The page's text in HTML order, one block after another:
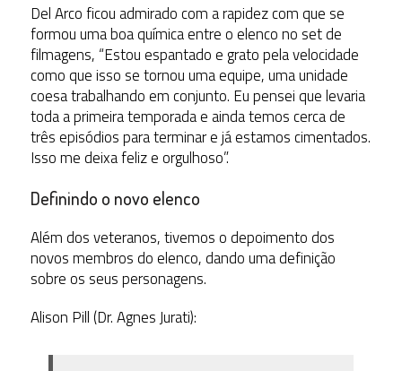
Del Arco ficou admirado com a rapidez com que se
formou uma boa química entre o elenco no set de
filmagens, “Estou espantado e grato pela velocidade
como que isso se tornou uma equipe, uma unidade
coesa trabalhando em conjunto. Eu pensei que levaria
toda a primeira temporada e ainda temos cerca de
três episódios para terminar e já estamos cimentados.
Isso me deixa feliz e orgulhoso”.
Definindo o novo elenco
Além dos veteranos, tivemos o depoimento dos
novos membros do elenco, dando uma definição
sobre os seus personagens.
Alison Pill (Dr. Agnes Jurati):